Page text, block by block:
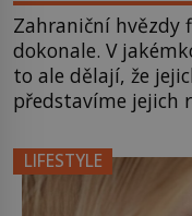
Zahraniční hvězdy
dokonale. V
to ale dělají, že
představíme jejich
v žádné drogerii
do
speciálně
LIFESTYLE